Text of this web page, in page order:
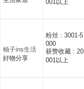
001以上
柚子ins生活
好物分享
粉丝 : 3001-5
000
获赞收藏 : 20
001以上